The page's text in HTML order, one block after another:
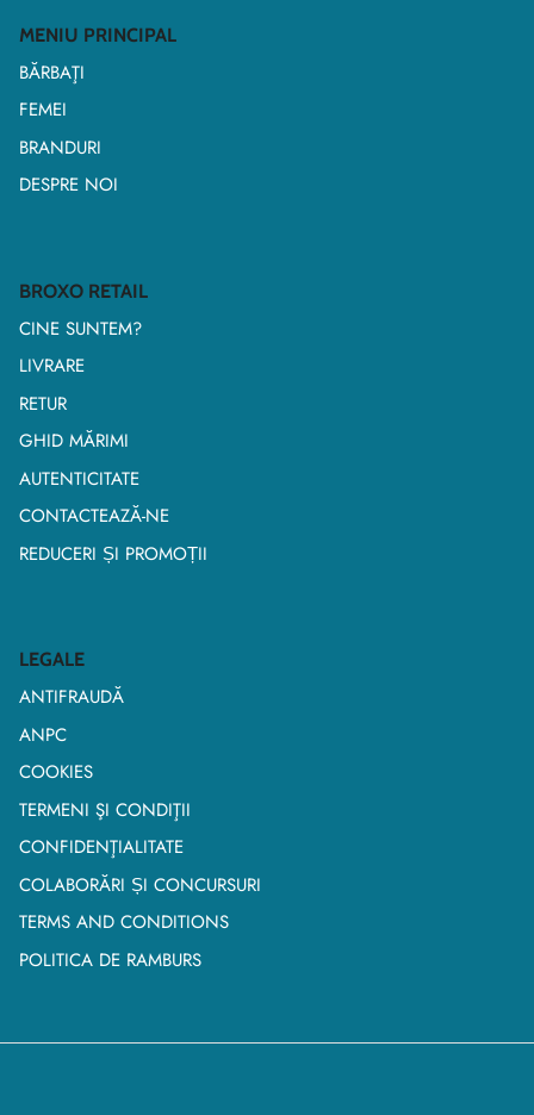
MENIU PRINCIPAL
BĂRBAŢI
FEMEI
BRANDURI
DESPRE NOI
BROXO RETAIL
CINE SUNTEM?
LIVRARE
RETUR
GHID MĂRIMI
AUTENTICITATE
CONTACTEAZĂ-NE
REDUCERI ȘI PROMOȚII
LEGALE
ANTIFRAUDĂ
ANPC
COOKIES
TERMENI ŞI CONDIŢII
CONFIDENŢIALITATE
COLABORĂRI ȘI CONCURSURI
TERMS AND CONDITIONS
POLITICA DE RAMBURS